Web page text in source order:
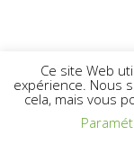
Ce site Web
expérience. Nous
cela, mais vous